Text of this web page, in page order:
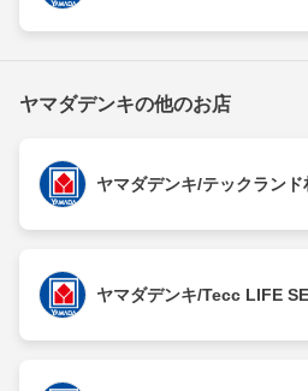
ヤマダデンキの他のお店
ヤマダデンキ/テックラン
ヤマダデンキ/Tecc LIFE